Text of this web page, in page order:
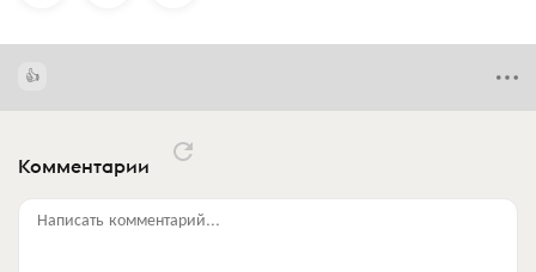
Комментарии
Написать комментарий...